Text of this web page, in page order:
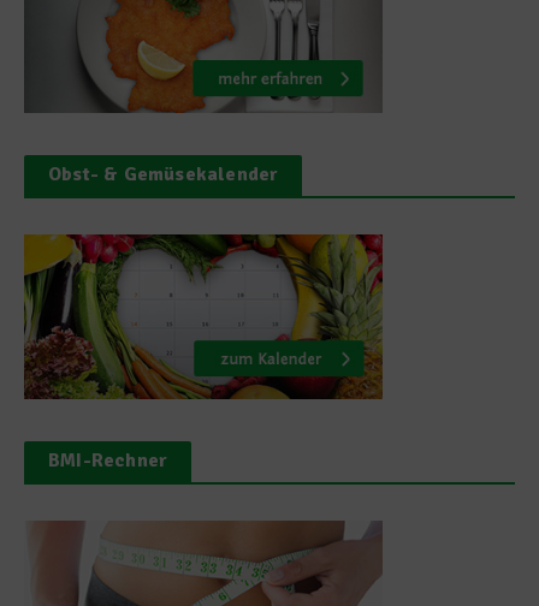
Obst- & Gemüsekalender
BMI-Rechner